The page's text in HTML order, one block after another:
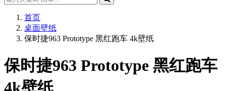
首页
桌面壁纸
保时捷963 Prototype 黑红跑车 4k壁纸
保时捷963 Prototype 黑红跑车